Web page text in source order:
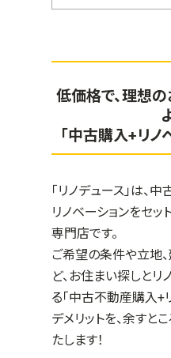
低価格で、理想
「中古購入+リノ
「リノデュース」は、
リノベーションをセ
専門店です。
ご希望の条件や立地
ど、お住まい探しと
る「中古不動産購入+
デメリットを、余すと
たします！